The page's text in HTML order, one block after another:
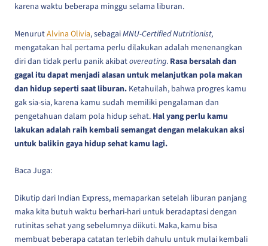
karena waktu beberapa minggu selama liburan.
MenurutAlvina Olivia, sebagaiMNU-Certified Nutritionist,
mengatakan hal pertama perlu dilakukan adalah menenangkan
diri dan tidak perlu panik akibatovereating. Rasa bersalah dan
gagal itu dapat menjadi alasan untuk melanjutkan pola makan
dan hidup seperti saat liburan. Ketahuilah, bahwa progres kamu
gak sia-sia, karena kamu sudah memiliki pengalaman dan
pengetahuan dalam pola hidup sehat. Hal yang perlu kamu
lakukan adalah raih kembali semangat dengan melakukan aksi
untuk balikin gaya hidup sehat kamu lagi.
Baca Juga:
Dikutip dari Indian Express, memaparkan setelah liburan panjang
maka kita butuh waktu berhari-hari untuk beradaptasi dengan
rutinitas sehat yang sebelumnya diikuti. Maka, kamu bisa
membuat beberapa catatan terlebih dahulu untuk mulai kembali